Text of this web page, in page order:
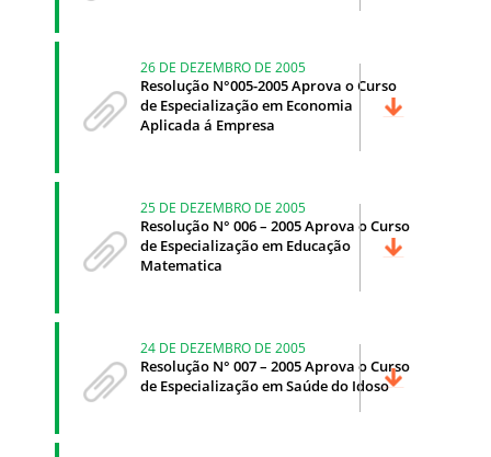
26 DE DEZEMBRO DE 2005
Resolução N°005-2005 Aprova o Curso
de Especialização em Economia
Aplicada á Empresa
25 DE DEZEMBRO DE 2005
Resolução N° 006 – 2005 Aprova o Curso
de Especialização em Educação
Matematica
24 DE DEZEMBRO DE 2005
Resolução N° 007 – 2005 Aprova o Curso
de Especialização em Saúde do Idoso